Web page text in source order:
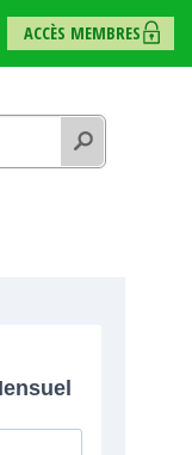
ACCÈS MEMBRES
Rechercher